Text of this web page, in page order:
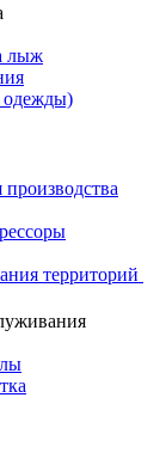
лыж
одежды)
территорий